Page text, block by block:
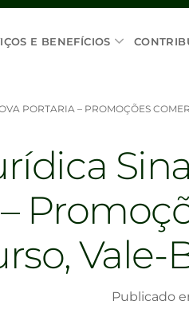
E BENEFÍCIOS
PORTARIA – PROMOÇÕES
Vale-
Publicado